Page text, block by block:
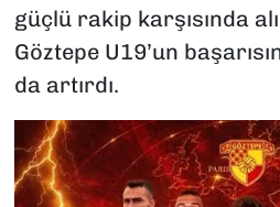
güçlü rakip karşısında
Göztepe U19’un
da artırdı.